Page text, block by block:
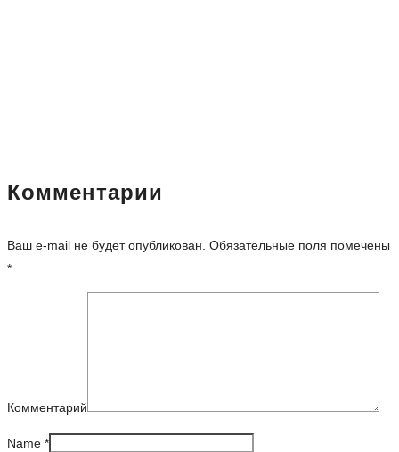
Комментарии
Ваш e-mail не будет опубликован. Обязательные поля помечены
*
Комментарий
Name *